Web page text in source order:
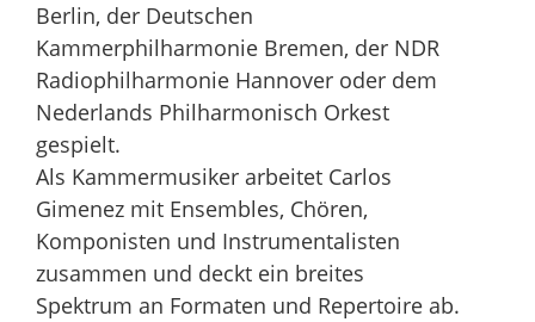
Berlin, der Deutschen
Kammerphilharmonie Bremen, der NDR
Radiophilharmonie Hannover oder dem
Nederlands Philharmonisch Orkest
gespielt.
Als Kammermusiker arbeitet Carlos
Gimenez mit Ensembles, Chören,
Komponisten und Instrumentalisten
zusammen und deckt ein breites
Spektrum an Formaten und Repertoire ab.